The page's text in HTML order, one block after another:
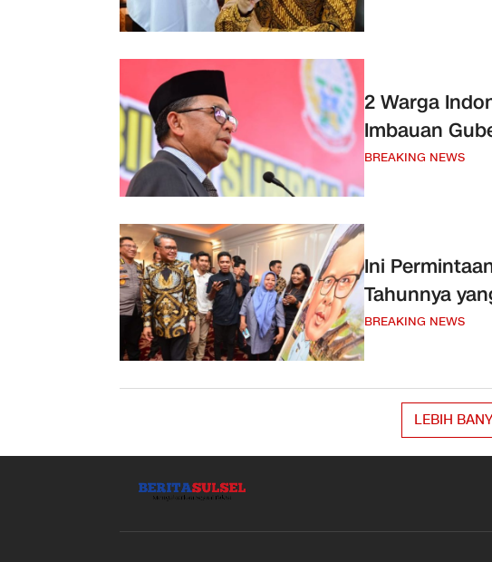
2 Warga
Imbauan
BREAKING NEWS
Ini
Tahunnya
BREAKING NEWS
LEBIH